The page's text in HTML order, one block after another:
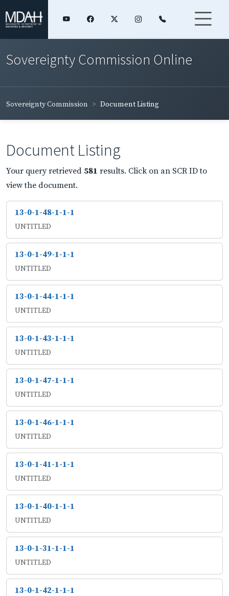
Sovereignty Commission Online
Sovereignty Commission Document Listing
Document Listing
Your query retrieved 581 results. Click on an SCR ID to
view the document.
13-0-1-48-1-1-1
UNTITLED
13-0-1-49-1-1-1
UNTITLED
13-0-1-44-1-1-1
UNTITLED
13-0-1-43-1-1-1
UNTITLED
13-0-1-47-1-1-1
UNTITLED
13-0-1-46-1-1-1
UNTITLED
13-0-1-41-1-1-1
UNTITLED
13-0-1-40-1-1-1
UNTITLED
13-0-1-31-1-1-1
UNTITLED
13-0-1-42-1-1-1